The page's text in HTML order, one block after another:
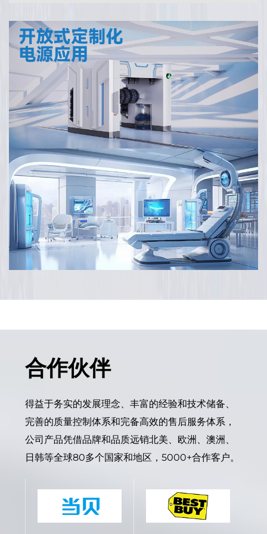
合作伙伴
得益于务实的发展理念、丰富的经验和技术储备、
完善的质量控制体系和完备高效的售后服务体系，
公司产品凭借品牌和品质远销北美、欧洲、澳洲、
日韩等全球80多个国家和地区，5000+合作客户。